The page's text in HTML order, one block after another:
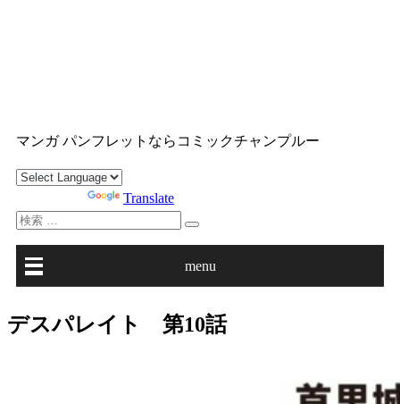
ス
キ
ッ
プ
マンガ パンフレットならコミックチャンプルー
Translate
検
対
象:
menu
デスパレイト 第10話